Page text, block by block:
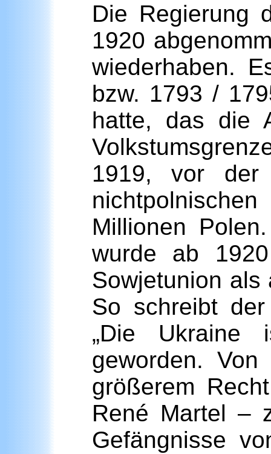
Die Regierung
1920
wiederhaben.
bzw. 1793 /
hatte, das die
1919, vor der
Millionen
wurde ab
Sowjetunion
So schreibt der
„Die Ukraine
geworden.
größerem
René Martel –
Gefängnisse